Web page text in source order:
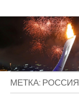
МЕТКА: РОССИЯ